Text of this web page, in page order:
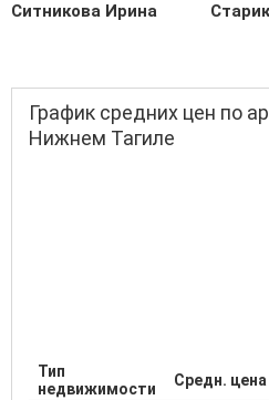
Ситникова Ирина
График средних цен по
Нижнем Тагиле
Тип
недвижимости
Средн. цена